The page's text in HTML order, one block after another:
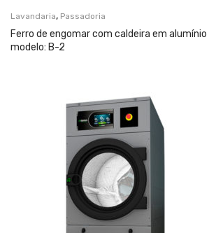
Lavandaria, Passadoria
Ferro de engomar com caldeira em alumínio
modelo: B-2